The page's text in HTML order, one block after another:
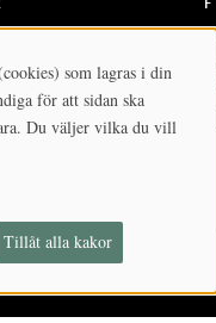
- EN DEL AV
som lagras i din
för att sidan ska
Du väljer vilka du vill
Tillåt alla kakor